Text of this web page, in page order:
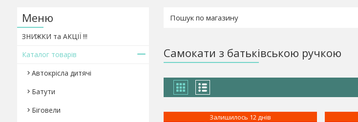
Самокати з батьківською ручкою
Залишилось 12 днів
ЗНИЖКИ та АКЦІЇ !!!
Каталог товарів
Автокрісла дитячі
Батути
Біговели